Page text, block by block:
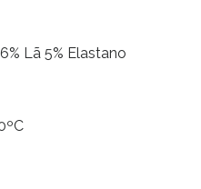
Lã 5% Elastano